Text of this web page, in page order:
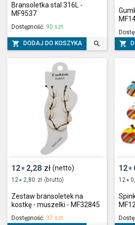
Bransoletka stal 316L -
MF9537
Dostępność: 90 szt.
 DODAJ DO KOSZYKA  
12* 2,28 zł (netto)
12* 2,80 zł (brutto)
Zestaw bransoletek na
kostkę - muszelki - MF32845
Dostępność: 37 szt.
12*
12*